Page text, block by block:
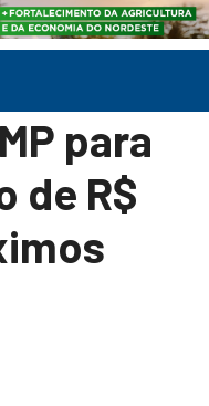
para
de R$